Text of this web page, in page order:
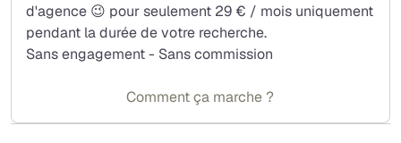
d'agence 😉 pour seulement 29 € / mois uniquement
pendant la durée de votre recherche.
Sans engagement - Sans commission
Comment ça marche ?